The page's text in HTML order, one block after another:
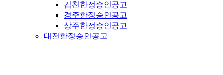
신문공고 #담양신문공고 #곡성신문공고 #구례신문공고 #하동
신문공고 #순천신문공고 #여수신문공고 #고흥신문공고 #완도
신문공고 #해남신문공고 #강진신문공고 #장흥신문공고 #영암
신문공고 #광주신문공고 #무안신문공고 #함평신문공고 #신안
김천한정승인공고
경주한정승인공고
상주한정승인공고
대전한정승인공고